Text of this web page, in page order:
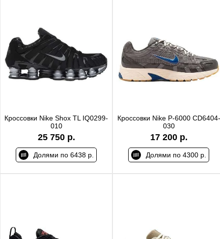
Кроссовки Nike Shox TL IQ0299-
010
25 750 р.
Долями по 6438 р.
Кроссовки Nike P-6000 CD6404-
030
17 200 р.
Долями по 4300 р.